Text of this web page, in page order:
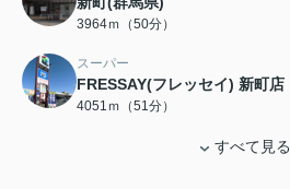
3964ｍ（50分）
スーパー
FRESSAY(フレッセイ) 新町店
4051ｍ（51分）
すべて見る